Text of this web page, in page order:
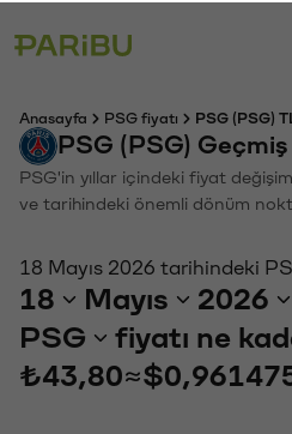
Anasayfa PSG fiyatı PSG (PSG)
PSG (PSG)
PSG'in yıllar içindeki fiyat
ve tarihindeki önemli dönüm
18 Mayıs 2026 tarihindeki
18 Mayıs 2026
PSG
fiyatı ne
₺43,80≈